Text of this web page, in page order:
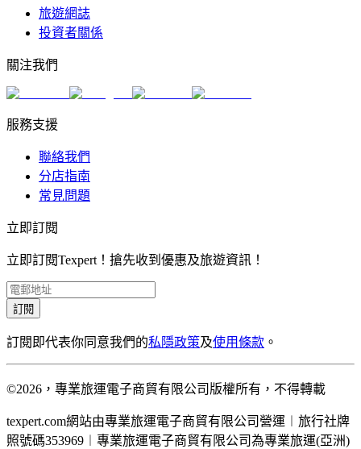
旅遊網誌
投資者關係
關注我們
服務支援
聯絡我們
分店指南
常見問題
立即訂閱
立即訂閱Texpert！搶先收到優惠及旅遊資訊！
訂閱
訂閱即代表你同意我們的私隱政策及使用條款 。
©2026，專業旅運電子商貿有限公司版權所有，不得轉載
texpert.com網站由專業旅運電子商貿有限公司營運︱旅行社牌
照號碼353969︱專業旅運電子商貿有限公司為專業旅運(亞洲)